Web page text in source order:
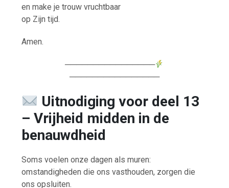
en make je trouw vruchtbaar
op Zijn tijd.
Amen.
────────────────
────────────────
Uitnodiging voor deel 13
– Vrijheid midden in de
benauwdheid
Soms voelen onze dagen als muren:
omstandigheden die ons vasthouden, zorgen die
ons opsluiten.